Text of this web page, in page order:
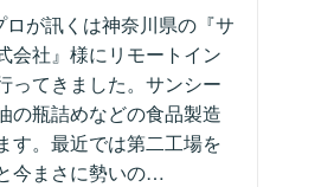
ロが訊くは神奈川県の『サ
会社』様にリモートイン
ってきました。サンシー
の瓶詰めなどの食品製造
す。最近では第二工場を
今まさに勢いの…